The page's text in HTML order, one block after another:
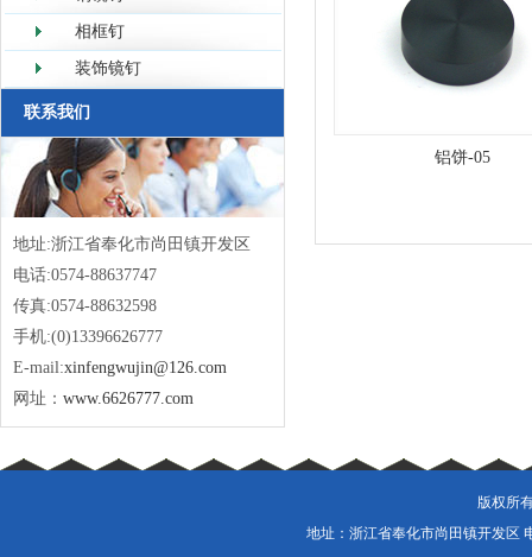
相框钉
装饰镜钉
联系我们
地址:浙江省奉化市尚田镇开发区
电话:0574-88637747
传真:0574-88632598
手机:(0)13396626777
E-mail:xinfengwujin@126.com
网址： www.6626777.com
铝饼-05
版权所
地址：浙江省奉化市尚田镇开发区